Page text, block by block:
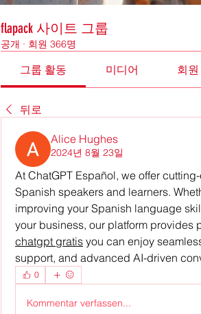
flapack 사이트 그룹
공개 · 회원 366명
그룹 활동 미디어 회원
뒤로
Alice Hughes
2024년 8월 23일
At ChatGPT Español, we offer
Spanish speakers and learners.
improving your Spanish language
chatgpt gratis you can enjoy
support, and advanced AI-driven
0
Kommentar verfassen...